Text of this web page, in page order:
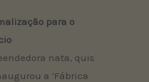
para o
nata, quis
a ‘Fábrica